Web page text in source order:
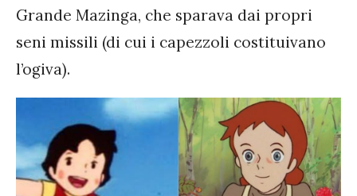
Grande Mazinga, che sparava dai propri
seni missili (di cui i capezzoli costituivano
l’ogiva).